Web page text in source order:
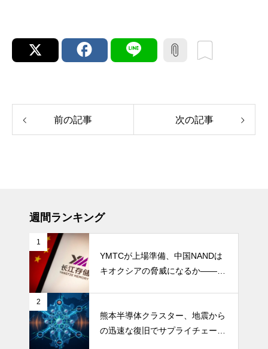
前の記事 次の記事
週間ランキング
1
YMTCが上場準備、中国NANDは
キオクシアの脅威になるか――AI
2
熊本半導体クラスター、地震から
の迅速な復旧でサプライチェーン